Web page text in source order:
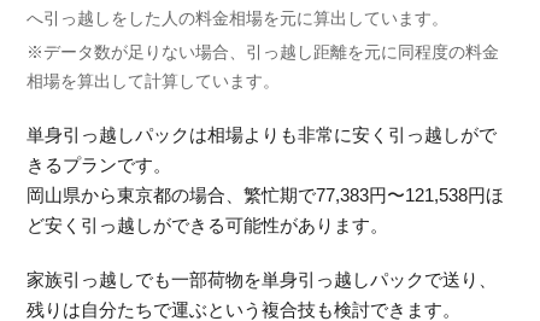
へ引っ越しをした人の料金相場を元に算出しています。
※データ数が足りない場合、引っ越し距離を元に同程度の料金
相場を算出して計算しています。
単身引っ越しパックは相場よりも非常に安く引っ越しがで
きるプランです。
岡山県から東京都の場合、繁忙期で77,383円〜121,538円ほ
ど安く引っ越しができる可能性があります。
家族引っ越しでも一部荷物を単身引っ越しパックで送り、
残りは自分たちで運ぶという複合技も検討できます。